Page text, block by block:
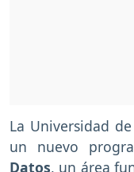
La Universidad
un nuevo
Datos, un área